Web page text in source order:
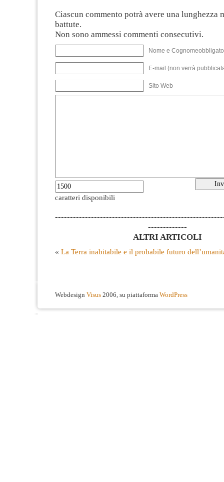
Ciascun commento potrà avere una lunghezza
battute.
Non sono ammessi commenti consecutivi.
Nome e
E-mail (non verrà
Sito Web
caratteri disponibili
-------------
ALTRI ARTICOLI
« La Terra inabitabile e il probabile futuro
Webdesign Visus 2006, su piattaforma WordPress